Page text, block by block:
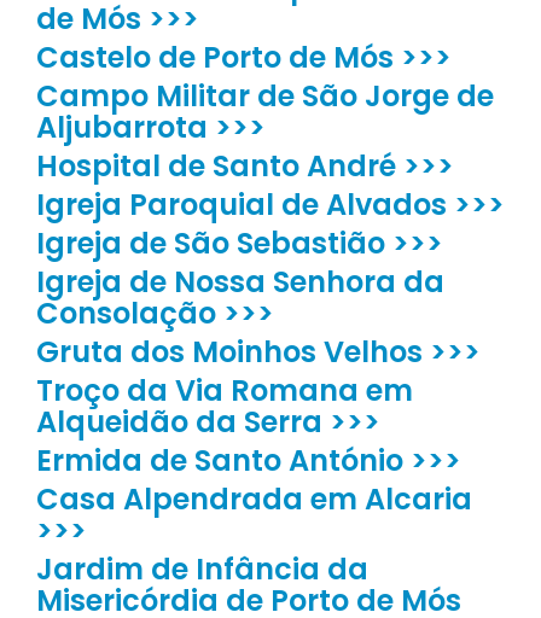
de Mós >>>
Castelo de Porto de Mós >>>
Campo Militar de São Jorge de
Aljubarrota >>>
Hospital de Santo André >>>
Igreja Paroquial de Alvados >>>
Igreja de São Sebastião >>>
Igreja de Nossa Senhora da
Consolação >>>
Gruta dos Moinhos Velhos >>>
Troço da Via Romana em
Alqueidão da Serra >>>
Ermida de Santo António >>>
Casa Alpendrada em Alcaria
>>>
Jardim de Infância da
Misericórdia de Porto de Mós